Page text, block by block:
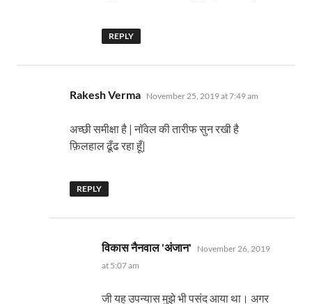
REPLY
Rakesh Verma says:
November 25, 2019 at 7:49 am
अच्छी समीक्षा है | नॉवेल की तारीफ सुन रखी है
फ़िलहाल ढूँढ रहा हूँ|
REPLY
विकास नैनवाल 'अंजान' says:
November 26, 2019
at 5:07 am
जी यह उपन्यास मुझे भी पसंद आया था। अगर